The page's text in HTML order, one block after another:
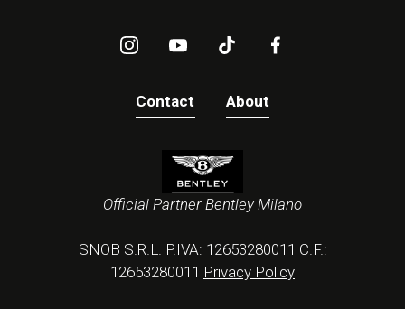
Contact About
Official Partner Bentley Milano
SNOB S.R.L. P.IVA: 12653280011 C.F.:
12653280011 Privacy Policy